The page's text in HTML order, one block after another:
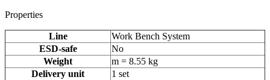
Properties
Line
Work Bench System
ESD-safe
No
Weight
m = 8.55 kg
Delivery unit
1 set